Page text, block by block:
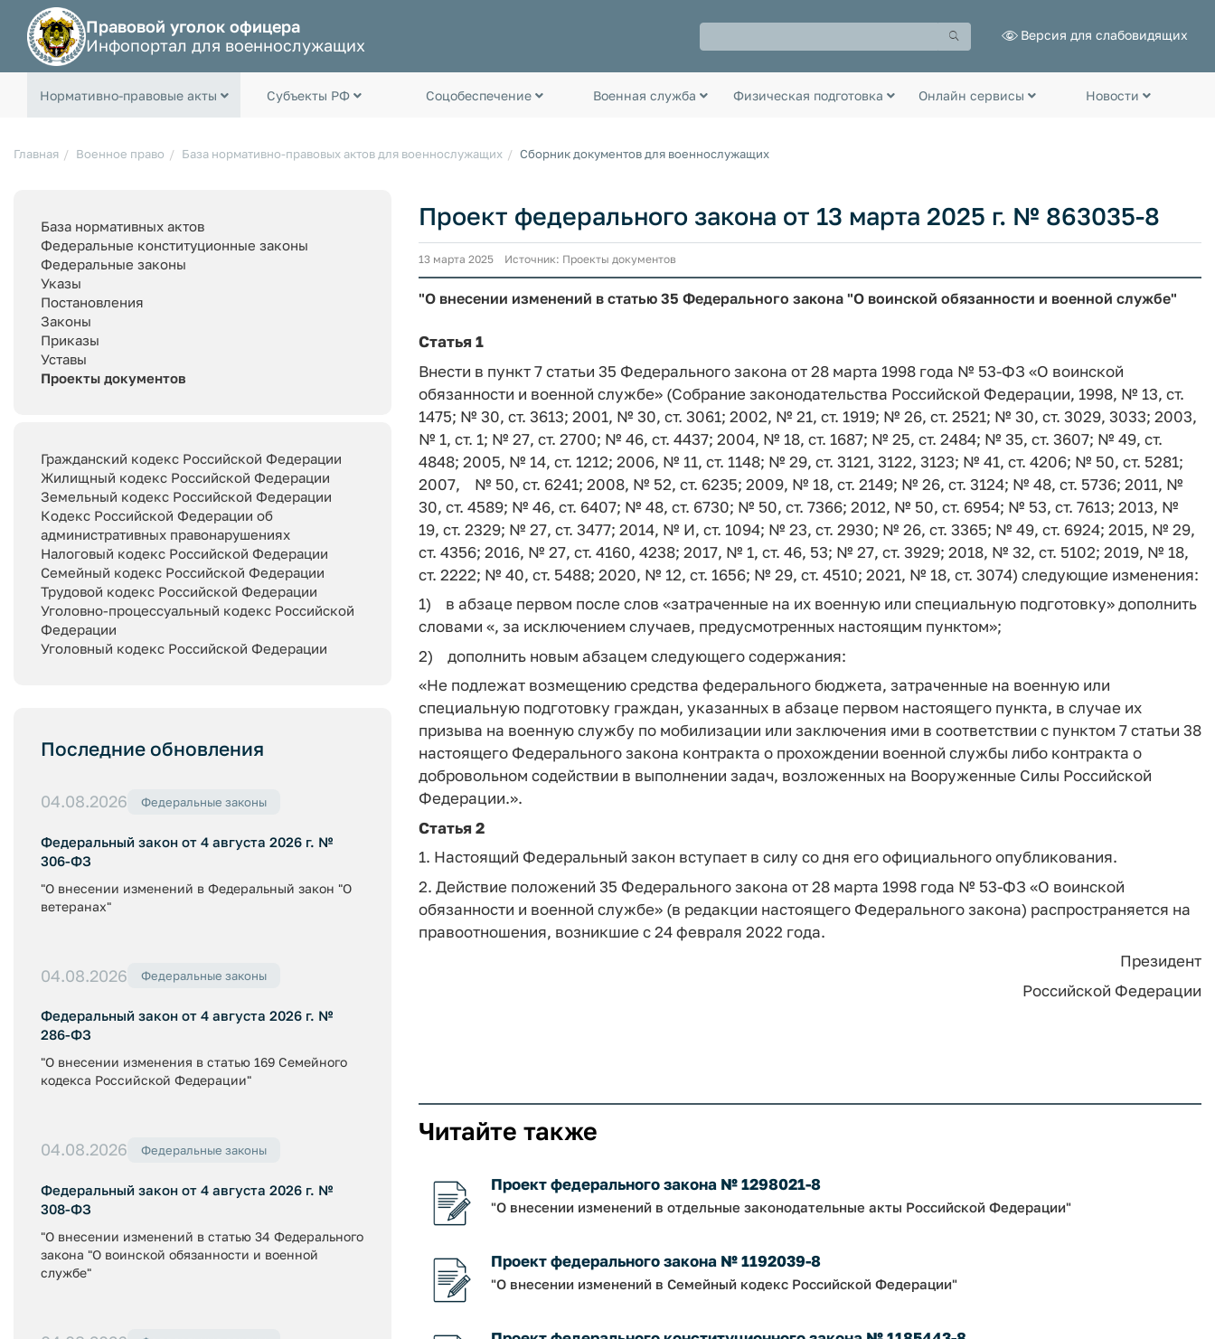
Правовой уголок офицера
Инфопортал для военнослужащих
Версия для слабовидящих
Нормативно-правовые акты Субъекты РФ Соцобеспечение Военная служба Физическая подготовка Онлайн сервисы Новости
Главная Военное право База нормативно-правовых актов для военнослужащих Сборник документов для военнослужащих
База нормативных актов
Федеральные конституционные законы
Федеральные законы
Указы
Постановления
Законы
Приказы
Уставы
Проекты документов
Гражданский кодекс Российской Федерации
Жилищный кодекс Российской Федерации
Земельный кодекс Российской Федерации
Кодекс Российской Федерации об
административных правонарушениях
Налоговый кодекс Российской Федерации
Семейный кодекс Российской Федерации
Трудовой кодекс Российской Федерации
Уголовно-процессуальный кодекс Российской
Федерации
Уголовный кодекс Российской Федерации
Последние обновления
04.08.2026 Федеральные законы
Федеральный закон от 4 августа 2026 г. №
306-ФЗ
"О внесении изменений в Федеральный закон "О
ветеранах"
04.08.2026 Федеральные законы
Федеральный закон от 4 августа 2026 г. №
286-ФЗ
"О внесении изменения в статью 169 Семейного
кодекса Российской Федерации"
04.08.2026 Федеральные законы
Федеральный закон от 4 августа 2026 г. №
308-ФЗ
"О внесении изменений в статью 34 Федерального
закона "О воинской обязанности и военной
службе"
Проект федерального закона от 13 марта 2025 г. № 863035-8
13 марта 2025 Источник: Проекты документов
"О внесении изменений в статью 35 Федерального закона "О воинской обязанности и военной службе"
Статья 1
Внести в пункт 7 статьи 35 Федерального закона от 28 марта 1998 года № 53-ФЗ «О воинской
обязанности и военной службе» (Собрание законодательства Российской Федерации, 1998, № 13, ст.
1475; № 30, ст. 3613; 2001, № 30, ст. 3061; 2002, № 21, ст. 1919; № 26, ст. 2521; № 30, ст. 3029, 3033; 2003,
№ 1, ст. 1; № 27, ст. 2700; № 46, ст. 4437; 2004, № 18, ст. 1687; № 25, ст. 2484; № 35, ст. 3607; № 49, ст.
4848; 2005, № 14, ст. 1212; 2006, № 11, ст. 1148; № 29, ст. 3121, 3122, 3123; № 41, ст. 4206; № 50, ст. 5281;
2007, № 50, ст. 6241; 2008, № 52, ст. 6235; 2009, № 18, ст. 2149; № 26, ст. 3124; № 48, ст. 5736; 2011, №
30, ст. 4589; № 46, ст. 6407; № 48, ст. 6730; № 50, ст. 7366; 2012, № 50, ст. 6954; № 53, ст. 7613; 2013, №
19, ст. 2329; № 27, ст. 3477; 2014, № И, ст. 1094; № 23, ст. 2930; № 26, ст. 3365; № 49, ст. 6924; 2015, № 29,
ст. 4356; 2016, № 27, ст. 4160, 4238; 2017, № 1, ст. 46, 53; № 27, ст. 3929; 2018, № 32, ст. 5102; 2019, № 18,
ст. 2222; № 40, ст. 5488; 2020, № 12, ст. 1656; № 29, ст. 4510; 2021, № 18, ст. 3074) следующие изменения:
1) в абзаце первом после слов «затраченные на их военную или специальную подготовку» дополнить
словами «, за исключением случаев, предусмотренных настоящим пунктом»;
2) дополнить новым абзацем следующего содержания:
«Не подлежат возмещению средства федерального бюджета, затраченные на военную или
специальную подготовку граждан, указанных в абзаце первом настоящего пункта, в случае их
призыва на военную службу по мобилизации или заключения ими в соответствии с пунктом 7 статьи 38
настоящего Федерального закона контракта о прохождении военной службы либо контракта о
добровольном содействии в выполнении задач, возложенных на Вооруженные Силы Российской
Федерации.».
Статья 2
1. Настоящий Федеральный закон вступает в силу со дня его официального опубликования.
2. Действие положений 35 Федерального закона от 28 марта 1998 года № 53-ФЗ «О воинской
обязанности и военной службе» (в редакции настоящего Федерального закона) распространяется на
правоотношения, возникшие с 24 февраля 2022 года.
Президент
Российской Федерации
Читайте также
Проект федерального закона № 1298021-8
"О внесении изменений в отдельные законодательные акты Российской Федерации"
Проект федерального закона № 1192039-8
"О внесении изменений в Семейный кодекс Российской Федерации"